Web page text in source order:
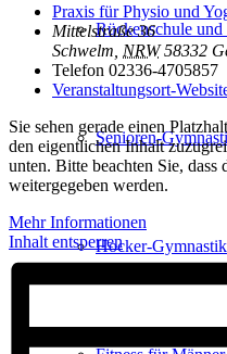
Rückenschule
Senioren-
Hocker-Gymnastik
Praxis für Physio und
Mittelstraße 36
Schwelm NRW 58332
Telefon 02336-4705857
Veranstaltungsort-
Sie sehen gerade einen
den eigentlichen Inhalt
unten. Bitte beachten Sie,
weitergegeben werden.
Mehr Informationen
Inhalt entsperren